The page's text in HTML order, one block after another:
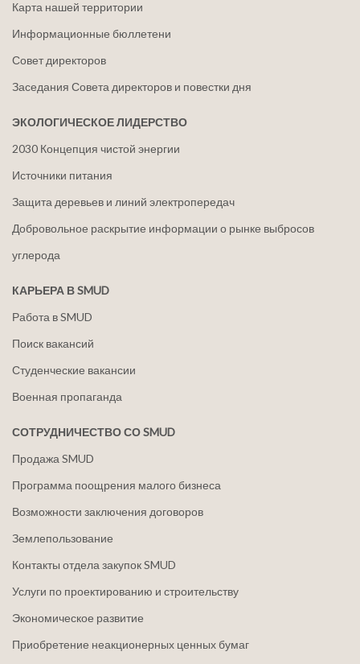
Карта нашей территории
Информационные бюллетени
Совет директоров
Заседания Совета директоров и повестки дня
ЭКОЛОГИЧЕСКОЕ ЛИДЕРСТВО
2030 Концепция чистой энергии
Источники питания
Защита деревьев и линий электропередач
Добровольное раскрытие информации о рынке выбросов
углерода
КАРЬЕРА В SMUD
Работа в SMUD
Поиск вакансий
Студенческие вакансии
Военная пропаганда
СОТРУДНИЧЕСТВО СО SMUD
Продажа SMUD
Программа поощрения малого бизнеса
Возможности заключения договоров
Землепользование
Контакты отдела закупок SMUD
Услуги по проектированию и строительству
Экономическое развитие
Приобретение неакционерных ценных бумаг